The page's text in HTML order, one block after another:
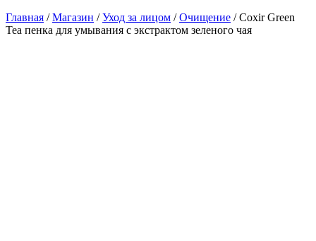
Главная /Магазин /Уход за лицом /Очищение / Coxir Green
Tea пенка для умывания с экстрактом зеленого чая